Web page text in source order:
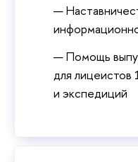
Помощь
для лицеистов
и экспедиций